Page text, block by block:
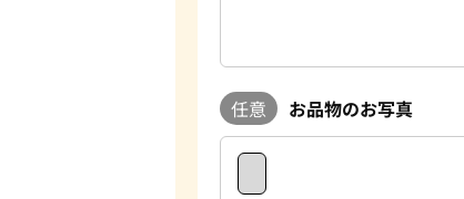
任意 お品物のお写真